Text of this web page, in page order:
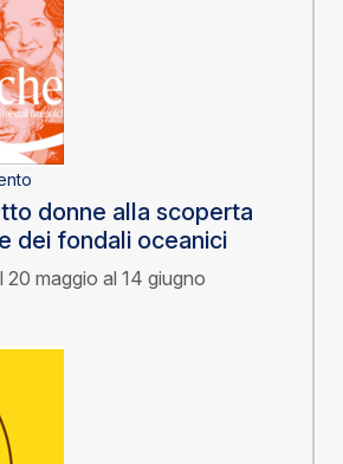
donne alla scoperta
dei fondali oceanici
maggio al 14 giugno